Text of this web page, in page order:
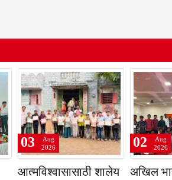
संघटनेच्या
Aug
2026
ट्रक खरेदी-विक्री
03
Aug
2026